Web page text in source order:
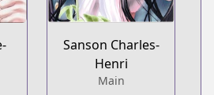
Sanson Charles-
Henri
Main